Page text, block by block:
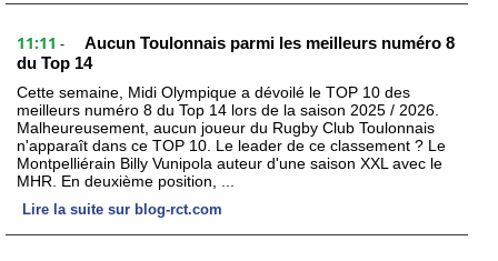
11:11 -
Aucun Toulonnais parmi les meilleurs numéro 8
du Top 14
Cette semaine, Midi Olympique a dévoilé le TOP 10 des
meilleurs numéro 8 du Top 14 lors de la saison 2025 / 2026.
Malheureusement, aucun joueur du Rugby Club Toulonnais
n'apparaît dans ce TOP 10. Le leader de ce classement ? Le
Montpelliérain Billy Vunipola auteur d'une saison XXL avec le
MHR. En deuxième position, ...
Lire la suite sur blog-rct.com